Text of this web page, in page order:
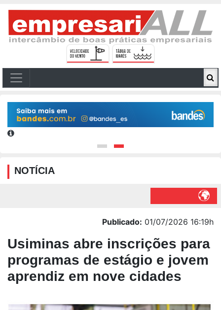
NOTÍCIA
Publicado: 01/07/2026 16:19h
Usiminas abre inscrições para
programas de estágio e jovem
aprendiz em nove cidades